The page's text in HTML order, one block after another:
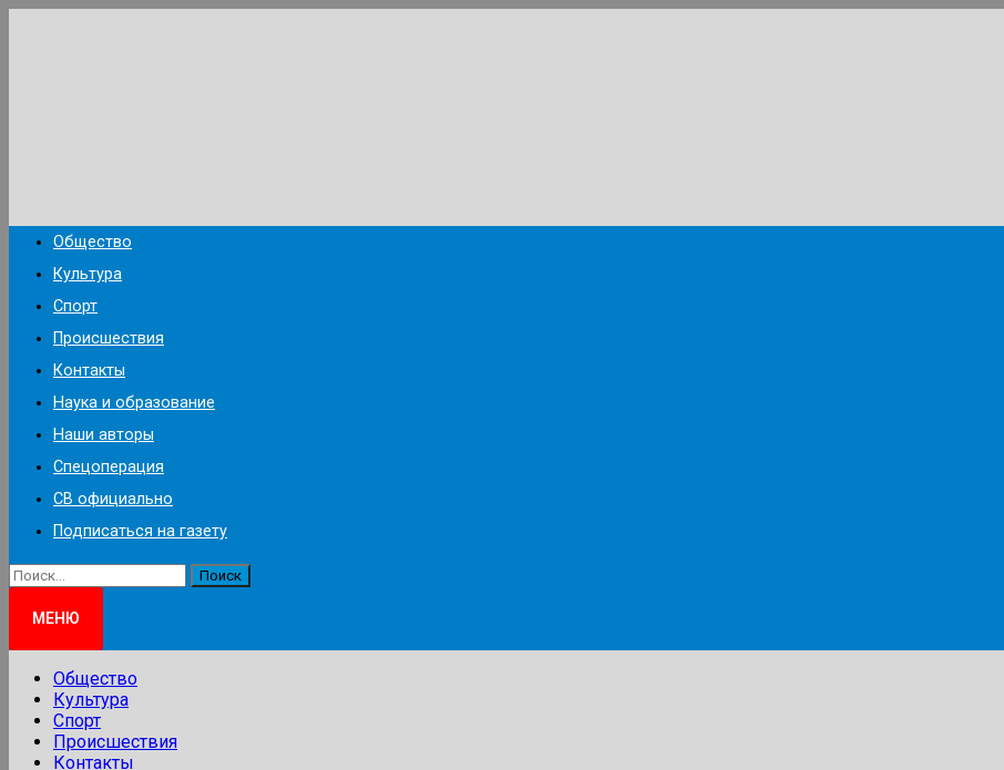
Общество
Культура
Спорт
Происшествия
Контакты
Наука и образование
Наши авторы
Спецоперация
СВ официально
Подписаться на газету
Найти:
МЕНЮ
Общество
Культура
Спорт
Происшествия
Контакты